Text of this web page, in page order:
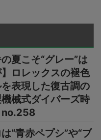
の夏こそ“グレー”は
ロレックスの褪色
表現した復古調の
機械式ダイバーズ時
no.258
は“青赤ペプシ”や“ブ